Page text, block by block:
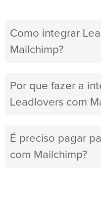
Como integrar
Mailchimp?
Por que fazer a
Leadlovers com
É preciso pagar
com Mailchimp?